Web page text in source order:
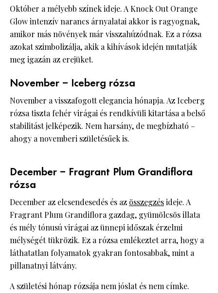
Október a mélyebb színek ideje. A Knock Out Orange
Glow intenzív narancs árnyalatai akkor is ragyognak,
amikor más növények már visszahúzódnak. Ez a rózsa
azokat szimbolizálja, akik a kihívások idején mutatják
meg igazán az erejüket.
November – Iceberg rózsa
November a visszafogott elegancia hónapja. Az Iceberg
rózsa tiszta fehér virágai és rendkívüli kitartása a belső
stabilitást jelképezik. Nem harsány, de megbízható –
ahogy a novemberi születésűek is.
December – Fragrant Plum Grandiflora
rózsa
December az elcsendesedés és az összegzésideje. A
Fragrant Plum Grandiflora gazdag, gyümölcsös illata
és mély tónusú virágai az ünnepi időszak érzelmi
mélységét tükrözik. Ez a rózsa emlékeztet arra, hogy a
láthatatlan folyamatok gyakran fontosabbak, mint a
pillanatnyi látvány.
A születési hónap rózsája nem jóslat és nem címke.